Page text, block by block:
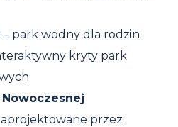
– park wodny dla rodzin
kryty park
przez